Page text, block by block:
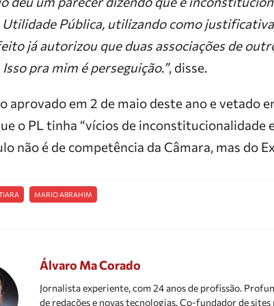
Utilidade Pública, utilizando como
já autorizou que duas associações de
pra mim é perseguição.”, disse.
aprovado em 2 de maio deste ano e vetado
o PL tinha “vícios de inconstitucionalidade
não é de competência da Câmara, mas do
MARIO ABRAHIM
Álvaro Ma Corado
Jornalista experiente, com 24 anos de profissão.
de redações e novas tecnologias. Co-fundador de